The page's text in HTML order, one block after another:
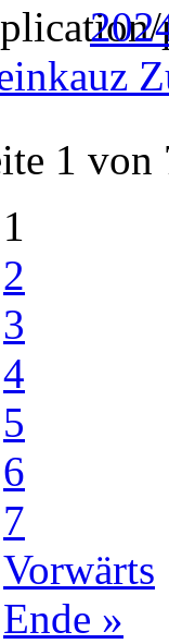
1 von
1
2
3
4
5
6
7
Vorwärts
Ende »